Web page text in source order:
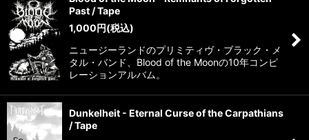
Past / Tape
1,000円(税込)
ニュージーランドのプリミティヴ・ブラック・メ
タル・バンド、Blood of the Moonの10年コンピ
レーションアルバム。
Dunkelheit - Eternal Curse of the Carpathians
/ Tape